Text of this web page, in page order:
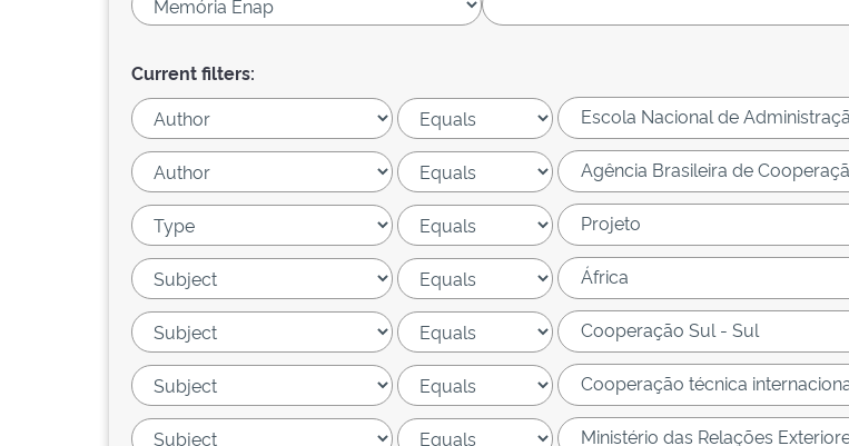
Current filters: